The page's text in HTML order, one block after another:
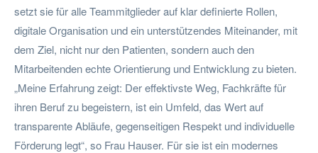
setzt sie für alle Teammitglieder auf klar definierte Rollen,
digitale Organisation und ein unterstützendes Miteinander, mit
dem Ziel, nicht nur den Patienten, sondern auch den
Mitarbeitenden echte Orientierung und Entwicklung zu bieten.
„Meine Erfahrung zeigt: Der effektivste Weg, Fachkräfte für
ihren Beruf zu begeistern, ist ein Umfeld, das Wert auf
transparente Abläufe, gegenseitigen Respekt und individuelle
Förderung legt“, so Frau Hauser. Für sie ist ein modernes